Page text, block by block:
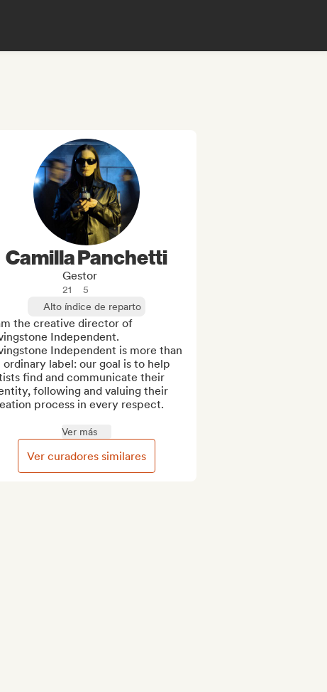
Camilla Panchetti
Gestor
21
5
Alto índice de reparto
the creative director of
Independent.
Independent is more than
ordinary label: our goal is to help
find and communicate their
following and valuing their
process in every respect.
Ver más
Ver curadores similares